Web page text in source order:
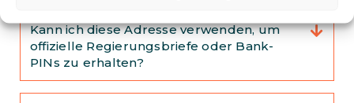
Kann ich diese Adresse verwenden, um
offizielle Regierungsbriefe oder Bank-
PINs zu erhalten?